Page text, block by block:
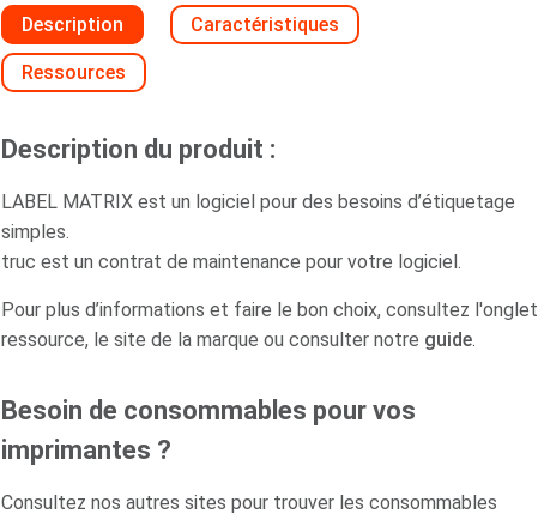
Description Caractéristiques
Ressources
Description du produit :
LABEL MATRIX est un logiciel pour des besoins d’étiquetage
simples.
truc est un contrat de maintenance pour votre logiciel.
Pour plus d’informations et faire le bon choix, consultez l'onglet
ressource, le site de la marque ou consulter notre guide.
Besoin de consommables pour vos
imprimantes ?
Consultez nos autres sites pour trouver les consommables